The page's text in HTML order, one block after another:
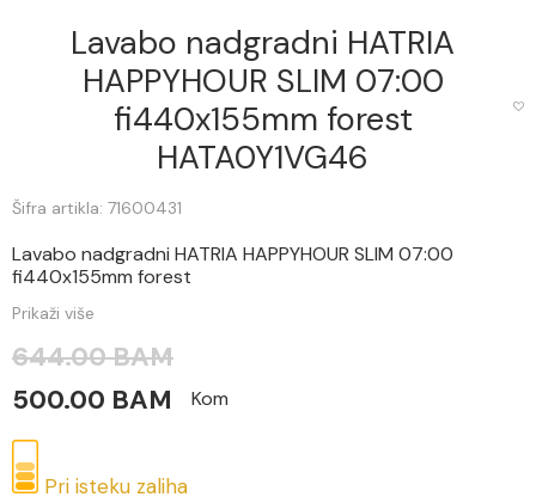
Lavabo nadgradni HATRIA
HAPPYHOUR SLIM 07:00
fi440x155mm forest
HATA0Y1VG46
Šifra artikla: 71600431
Lavabo nadgradni HATRIA HAPPYHOUR SLIM 07:00
fi440x155mm forest
Prikaži više
644.00 BAM
500.00 BAM
Kom
Pri isteku zaliha